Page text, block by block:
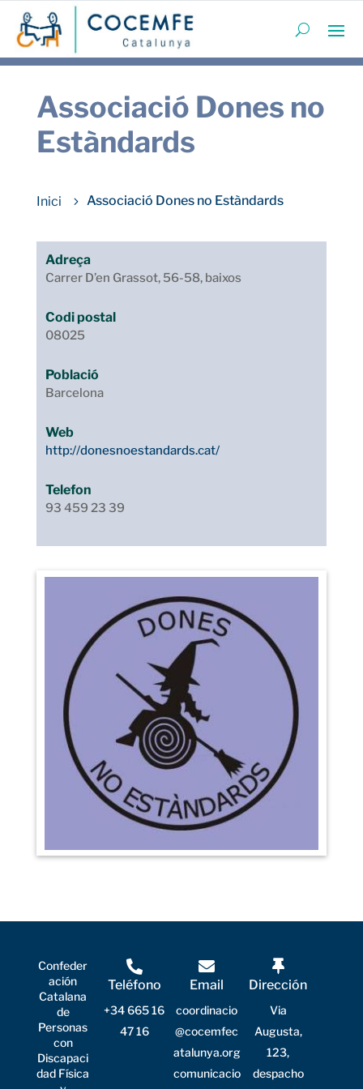
Associació Dones no
Estàndards
Associació Dones no Estàndards
Adreça
Carrer D’en Grassot, 56-58, baixos
Codi postal
08025
Població
Barcelona
Web
http://donesnoestandards.cat/
Telefon
93 459 23 39
Confeder
ación
Catalana
de
Personas
con
Discapaci
dad Física
Teléfono
+34 665 16
47 16
Email
coordinacio
@cocemfec
atalunya.org
comunicacio
Dirección
Via
Augusta,
123,
despacho